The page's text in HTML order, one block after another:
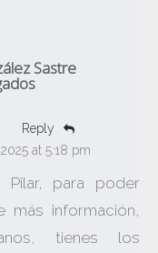
Sastre
Reply
2025 at 5:18 pm
Pilar, para poder
más información,
tienes los